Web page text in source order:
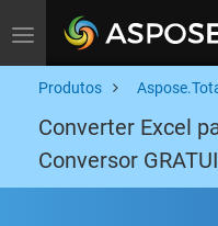
Toggle navigation
Produtos
Converter Excel
Conversor